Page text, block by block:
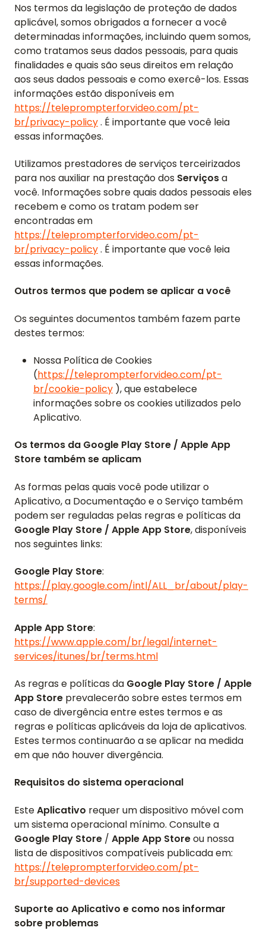
Nos termos da legislação de proteção de dados
aplicável, somos obrigados a fornecer a você
determinadas informações, incluindo quem somos,
como tratamos seus dados pessoais, para quais
finalidades e quais são seus direitos em relação
aos seus dados pessoais e como exercê-los. Essas
informações estão disponíveis em
https://teleprompterforvideo.com/pt-
br/privacy-policy. É importante que você leia
essas informações.
Utilizamos prestadores de serviços terceirizados
para nos auxiliar na prestação dos Serviçosa
você. Informações sobre quais dados pessoais eles
recebem e como os tratam podem ser
encontradas em
https://teleprompterforvideo.com/pt-
br/privacy-policy. É importante que você leia
essas informações.
Outros termos que podem se aplicar a você
Os seguintes documentos também fazem parte
destes termos:
Nossa Política de Cookies
(https://teleprompterforvideo.com/pt-
br/cookie-policy ), que estabelece
informações sobre os cookies utilizados pelo
Aplicativo.
Os termos da Google Play Store / Apple App
Store também se aplicam
As formas pelas quais você pode utilizar o
Aplicativo, a Documentação e o Serviço também
podem ser reguladas pelas regras e políticas da
Google Play Store / Apple App Store, disponíveis
nos seguintes links:
Google Play Store:
https://play.google.com/intl/ALL_br/about/play-
terms/
Apple App Store:
https://www.apple.com/br/legal/internet-
services/itunes/br/terms.html
As regras e políticas da Google Play Store / Apple
App Store prevalecerão sobre estes termos em
caso de divergência entre estes termos e as
regras e políticas aplicáveis da loja de aplicativos.
Estes termos continuarão a se aplicar na medida
em que não houver divergência.
Requisitos do sistema operacional
EsteAplicativo requer um dispositivo móvel com
um sistema operacional mínimo. Consulte a
Google Play Store / Apple App Storeou nossa
lista de dispositivos compatíveis publicada em:
https://teleprompterforvideo.com/pt-
br/supported-devices
Suporte ao Aplicativo e como nos informar
sobre problemas